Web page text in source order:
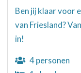
Ben jij klaar voor
van Friesland?
in!
4 personen